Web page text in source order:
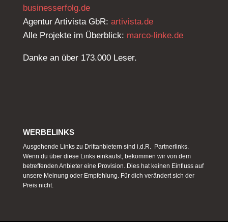
businesserfolg.de
Agentur Artivista GbR: artivista.de
Alle Projekte im Überblick: marco-linke.de
Danke an über 173.000 Leser.
WERBELINKS
Ausgehende Links zu Drittanbietern sind i.d.R. Partnerlinks.
Wenn du über diese Links einkaufst, bekommen wir von dem
betreffenden Anbieter eine Provision. Dies hat keinen Einfluss auf
unsere Meinung oder Empfehlung. Für dich verändert sich der
Preis nicht.